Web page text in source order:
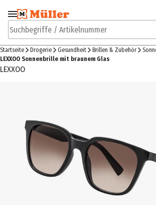
Zur Navigation
springen
Zum
Suchbegriffe / Artikelnummer
Startseite Drogerie Gesundheit Brillen & Zubehör
LEXXOO Sonnenbrille mit braunem Glas
LEXXOO